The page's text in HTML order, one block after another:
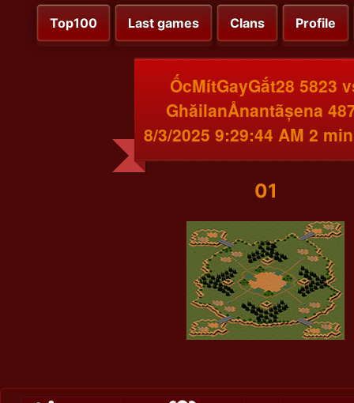
Top100 Last games Clans Profile
ỐcMítGayGắt28 5823
GhăilanÅnantãșena
8/3/2025 9:29:44 AM 2
01